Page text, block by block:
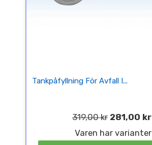
Tankpåfyllning För Avfall I...
319,00 kr 281,00 kr
Varen har varianter